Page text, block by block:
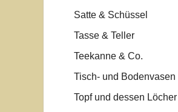
Satte & Schüssel
Tasse & Teller
Teekanne & Co.
Tisch- und Bodenvasen
Topf und dessen Löcher